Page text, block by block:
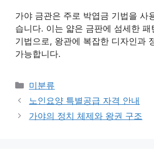
가야 금관은 주로 박엽금 기법을 사
습니다. 이는 얇은 금판에 섬세한 패
기법으로, 왕관에 복잡한 디자인과
가능합니다.
Categories
미분류
노인요양 특별공급 자격 안내
가야의 정치 체제와 왕권 구조